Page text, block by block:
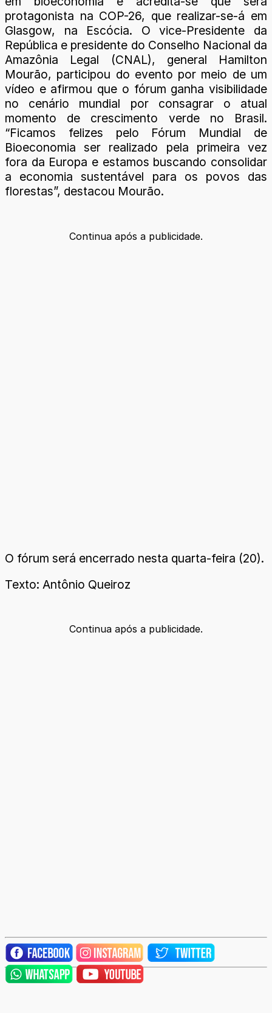
protagonista na COP-26, que realizar-se-á em
Glasgow, na Escócia. O vice-Presidente da
República e presidente do Conselho Nacional da
Amazônia Legal (CNAL), general Hamilton
Mourão, participou do evento por meio de um
vídeo e afirmou que o fórum ganha visibilidade
no cenário mundial por consagrar o atual
momento de crescimento verde no Brasil.
“Ficamos felizes pelo Fórum Mundial de
Bioeconomia ser realizado pela primeira vez
fora da Europa e estamos buscando consolidar
a economia sustentável para os povos das
florestas”, destacou Mourão.
Continua após a publicidade.
O fórum será encerrado nesta quarta-feira (20).
Texto: Antônio Queiroz
Continua após a publicidade.